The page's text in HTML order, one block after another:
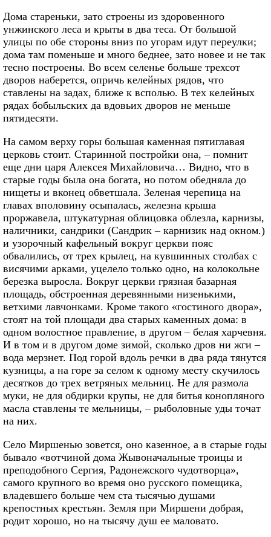
Дома стареньки, зато строены из здоровенного
унжинского леса и крыты в два теса. От большой
улицы по обе стороны вниз по угорам идут переулки;
дома там поменьше и много беднее, зато новее и не так
тесно построены. Во всем селенье больше трехсот
дворов наберется, опричь келейных рядов, что
ставлены на задах, ближе к всполью. В тех келейных
рядах бобыльских да вдовьих дворов не меньше
пятидесяти.
На самом верху горы большая каменная пятиглавая
церковь стоит. Старинной постройки она, – помнит
еще дни царя Алексея Михайловича… Видно, что в
старые годы была она богата, но потом обедняла до
нищеты и вконец обветшала. Зеленая черепица на
главах вполовину осыпалась, железна крыша
проржавела, штукатурная облицовка облезла, карнизы,
наличники, сандрики (Сандрик – карнизик над окном.)
и узорочный кафельный вокруг церкви пояс
обвалились, от трех крылец, на кувшинных столбах с
висячими арками, уцелело только одно, на колокольне
березка выросла. Вокруг церкви грязная базарная
площадь, обстроенная деревянными низенькими,
ветхими лавчонками. Кроме такого «гостиного двора»,
стоят на той площади два старых каменных дома: в
одном волостное правление, в другом – белая харчевня.
И в том и в другом доме зимой, сколько дров ни жги –
вода мерзнет. Под горой вдоль речки в два ряда тянутся
кузницы, а на горе за селом к одному месту скучилось
десятков до трех ветряных мельниц. Не для размола
муки, не для обдирки крупы, не для битья конопляного
масла ставлены те мельницы, – рыболовные уды точат
на них.
Село Миршенью зовется, оно казенное, а в старые годы
бывало «вотчиной дома Жывоначальные троицы и
преподобного Сергия, Радонежского чудотворца»,
самого крупного во время оно русского помещика,
владевшего больше чем ста тысячью душами
крепостных крестьян. Земля при Миршени добрая,
родит хорошо, но на тысячу душ ее маловато.